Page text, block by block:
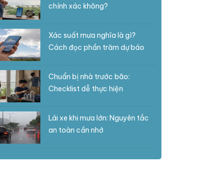
chính xác không?
Xác suất mưa nghĩa là gì?
Cách đọc phần trăm dự báo
Chuẩn bị nhà trước bão:
Checklist dễ thực hiện
Lái xe khi mưa lớn: Nguyên tắc
an toàn cần nhớ